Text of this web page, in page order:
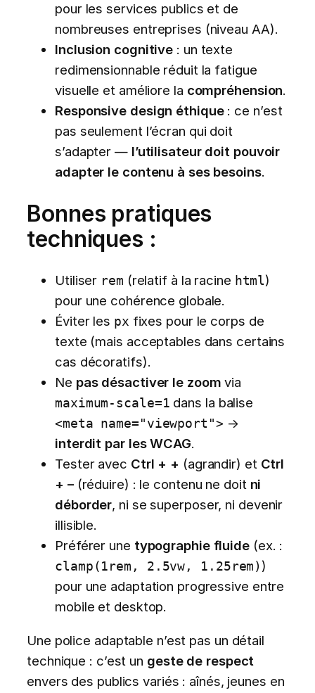
pour les services publics et de
nombreuses entreprises (niveau AA).
Inclusion cognitive : un texte
redimensionnable réduit la fatigue
visuelle et améliore la compréhension.
Responsive design éthique: ce n’est
pas seulement l’écran qui doit
s’adapter — l’utilisateur doit pouvoir
adapter le contenu à ses besoins.
Bonnes pratiques
techniques :
Utiliser rem (relatif à la racine html)
pour une cohérence globale.
Éviter les px fixes pour le corps de
texte (mais acceptables dans certains
cas décoratifs).
Ne pas désactiver le zoom via
maximum-scale=1 dans la balise
<meta name="viewport"> →
interdit par les WCAG.
Tester avec Ctrl + + (agrandir) et Ctrl
+ –(réduire) : le contenu ne doit ni
déborder, ni se superposer, ni devenir
illisible.
Préférer une typographie fluide(ex. :
clamp(1rem, 2.5vw, 1.25rem) )
pour une adaptation progressive entre
mobile et desktop.
Une police adaptable n’est pas un détail
technique : c’est un geste de respect
envers des publics variés : aînés, jeunes en